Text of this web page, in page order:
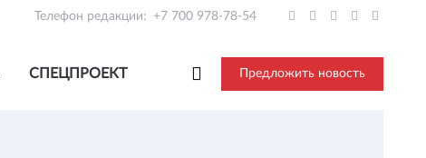
Телефон редакции: +7 700 978-78-54
СПЕЦПРОЕКТ Предложить новость